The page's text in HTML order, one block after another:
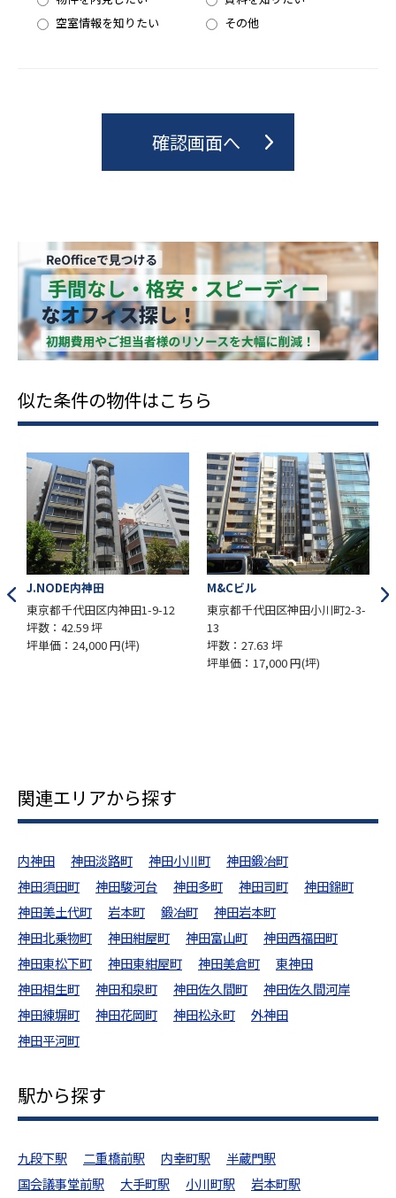
空室情報を知りたい
その他
似た条件の物件はこちら
M&Cビル
東京都千代田区神田小川町2-3-
13
坪数：27.63 坪
新八光ビル
東京都千代田区内神田3-22-9
坪数：44.17 坪
坪単価：20,000 円(坪)
関連エリアから探す
内神田 神田淡路町 神田小川町
神田鍛冶町
神田須田町
神田駿河台 神田多町 神田司町
神田錦町
神田美土代町
岩本町 鍛冶町
神田岩本町
神田北乗物町
神田紺屋町 神田富山町
神田西福田町
神田東松下町
神田東紺屋町 神田美倉町
東神田
神田相生町
神田和泉町 神田佐久間町
神田佐久間河岸
神田練塀町
神田花岡町 神田松永町
外神田
神田平河町
駅から探す
九段下駅 二重橋前駅 内幸町駅
半蔵門駅
国会議事堂前駅
大手町駅 小川町駅
岩本町駅